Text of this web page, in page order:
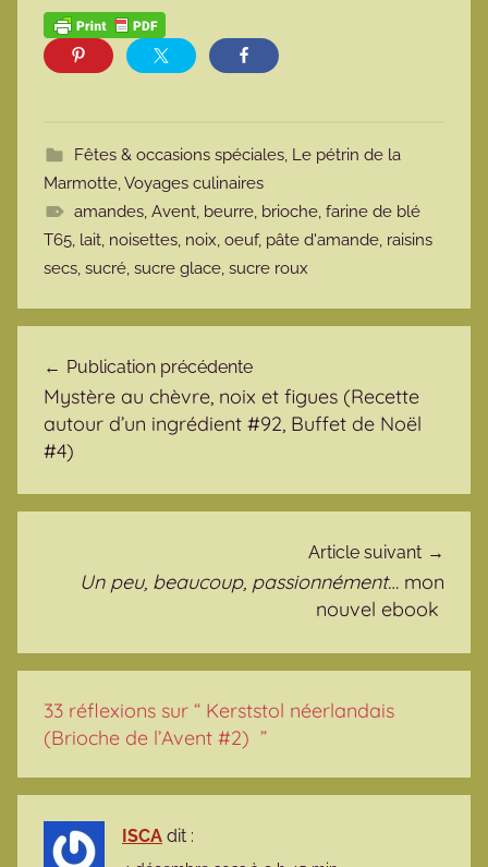
Fêtes & occasions spéciales, Le pétrin de la
Marmotte,Voyages culinaires
amandes, Avent, beurre, brioche, farine de blé
T65, lait, noisettes, noix, oeuf, pâte d'amande, raisins
secs, sucré, sucre glace, sucre roux
Publication précédente
Mystère au chèvre, noix et figues (Recette
autour d’un ingrédient #92, Buffet de Noël
#4)
Article suivant
Un peu, beaucoup, passionnément… mon
nouvel ebook
33 réflexions sur “ Kerststol néerlandais
(Brioche de l’Avent #2) ”
ISCA dit :